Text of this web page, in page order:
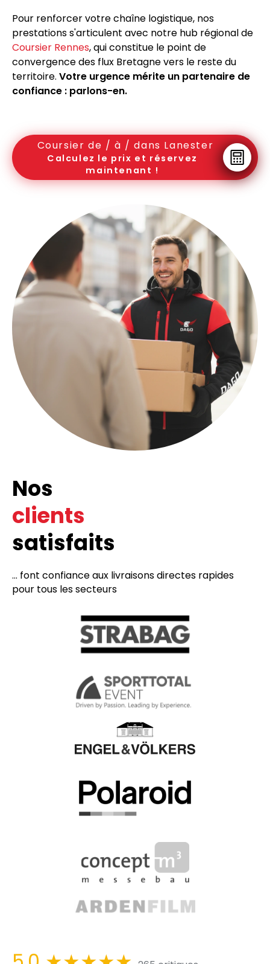
Pour renforcer votre chaîne logistique, nos
prestations s'articulent avec notre hub régional de
Coursier Rennes, qui constitue le point de
convergence des flux Bretagne vers le reste du
territoire. Votre urgence mérite un partenaire de
confiance : parlons-en.
Coursier de / à / dans Lanester
Calculez le prix et réservez
maintenant !
Nos
clients
satisfaits
... font confiance aux livraisons directes rapides
pour tous les secteurs